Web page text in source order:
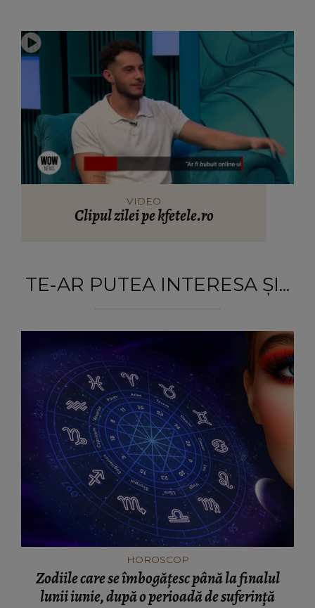
VIDEO
Clipul zilei pe kfetele.ro
TE-AR PUTEA INTERESA ȘI...
HOROSCOP
Zodiile care se îmbogățesc până la finalul
lunii iunie, după o perioadă de suferință